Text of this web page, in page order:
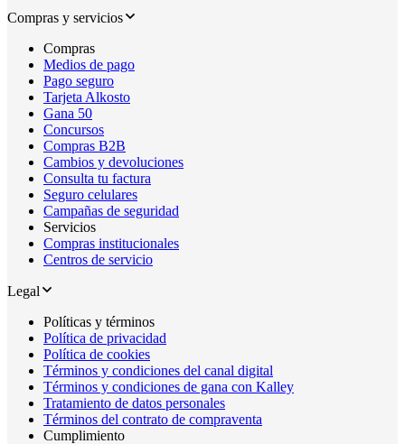
Compras y servicios
Compras
Medios de pago
Pago seguro
Tarjeta Alkosto
Gana 50
Concursos
Compras B2B
Cambios y devoluciones
Consulta tu factura
Seguro celulares
Campañas de seguridad
Servicios
Compras institucionales
Centros de servicio
Legal
Políticas y términos
Política de privacidad
Política de cookies
Términos y condiciones del canal digital
Términos y condiciones de gana con Kalley
Tratamiento de datos personales
Términos del contrato de compraventa
Cumplimiento